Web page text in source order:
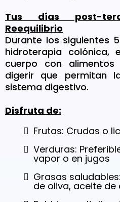
Tus días post-
Reequilibrio
Durante los siguientes
hidroterapia
cuerpo con
digerir que permitan
sistema digestivo.
Disfruta de:
Frutas: Crudas o
Verduras:
vapor o en jugos
Grasas
de oliva, aceite de